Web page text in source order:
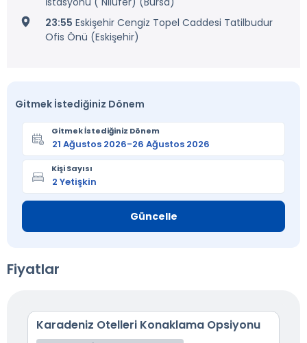
23:55 Eskişehir Cengiz Topel Caddesi Tatilbudur
Ofis Önü (Eskişehir)
Gitmek İstediğiniz Dönem
Gitmek İstediğiniz Dönem
Kişi Sayısı
Güncelle
Fiyatlar
Karadeniz Otelleri Konaklama Opsiyonu